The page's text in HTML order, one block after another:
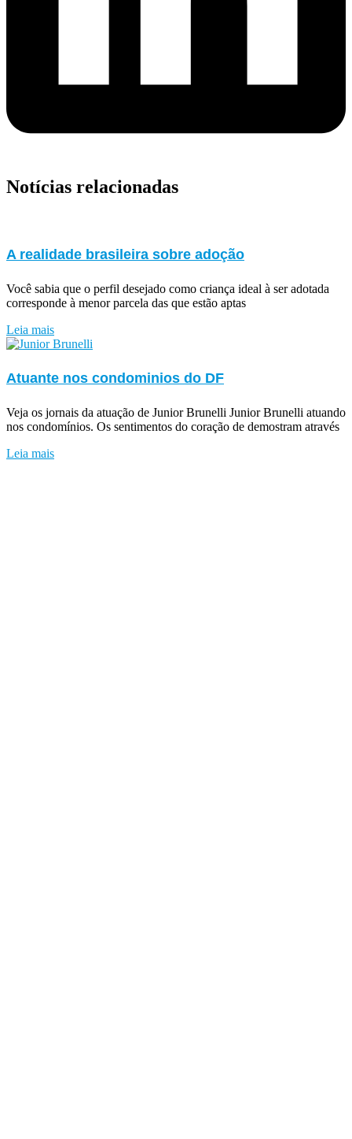
Notícias relacionadas
A realidade brasileira sobre adoção
Você sabia que o perfil desejado como criança ideal à ser adotada
corresponde à menor parcela das que estão aptas
Leia mais
Atuante nos condominios do DF
Veja os jornais da atuação de Junior Brunelli Junior Brunelli atuando
nos condomínios. Os sentimentos do coração de demostram através
Leia mais